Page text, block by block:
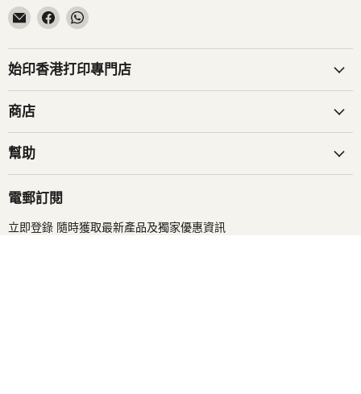
在
子
郵
找
到
們
在
Facebook
找
到
在
找
到
始印香港打印專門店
商店
幫助
電郵訂閱
立即登錄 隨時獲取最新產品及獨家優惠資訊